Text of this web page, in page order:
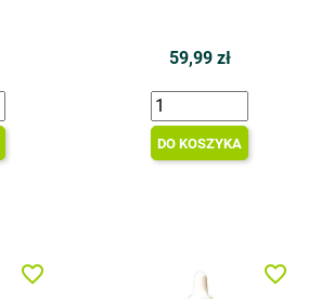
59,99 zł
DO KOSZYKA
favorite_border favorite_border